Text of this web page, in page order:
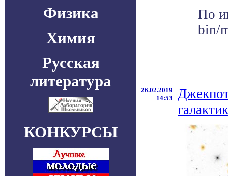
Физика
Химия
Русская
литература
КОНКУРСЫ
По
bin/
26.02.2019
14:53
галактик